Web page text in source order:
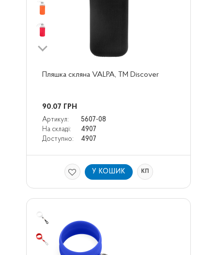
Пляшка скляна VALPA, TM Discover
90.07 ГРН
Артикул:
5607-08
На складі:
4907
Доступно:
4907
У КОШИК КП